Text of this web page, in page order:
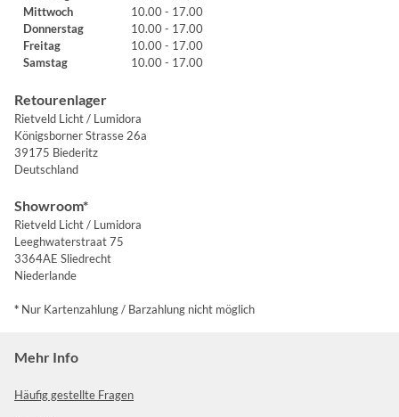
Mittwoch
10.00 - 17.00
Donnerstag
10.00 - 17.00
Freitag
10.00 - 17.00
Samstag
10.00 - 17.00
Retourenlager
Rietveld Licht / Lumidora
Königsborner Strasse 26a
39175 Biederitz
Deutschland
Showroom*
Rietveld Licht / Lumidora
Leeghwaterstraat 75
3364AE Sliedrecht
Niederlande
* Nur Kartenzahlung / Barzahlung nicht möglich
Mehr Info
Häufig gestellte Fragen